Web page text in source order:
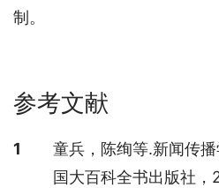
制。
参考文献
参考文献
1
童兵，陈绚等.新闻传
国大百科全书出版社，